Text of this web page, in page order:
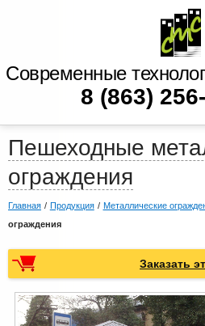
Современные
8 (863)
Пешеходные
ограждения
Главная / Продукция / Металлические
ограждения
Заказать